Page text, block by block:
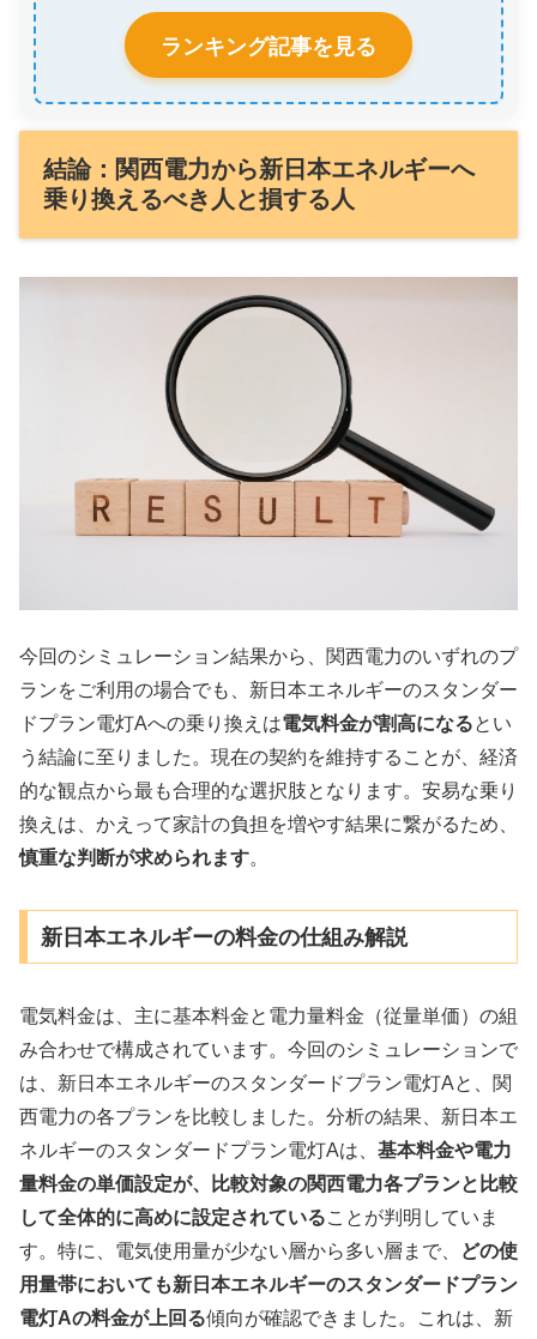
ランキング記事を見る
結論：関西電力から新日本エネルギーへ
乗り換えるべき人と損する人
今回のシミュレーション結果から、関西電力のいずれのプ
ランをご利用の場合でも、新日本エネルギーのスタンダー
ドプラン電灯Aへの乗り換えは電気料金が割高になるとい
う結論に至りました。現在の契約を維持することが、経済
的な観点から最も合理的な選択肢となります。安易な乗り
換えは、かえって家計の負担を増やす結果に繋がるため、
慎重な判断が求められます。
新日本エネルギーの料金の仕組み解説
電気料金は、主に基本料金と電力量料金（従量単価）の組
み合わせで構成されています。今回のシミュレーションで
は、新日本エネルギーのスタンダードプラン電灯Aと、関
西電力の各プランを比較しました。分析の結果、新日本エ
ネルギーのスタンダードプラン電灯Aは、 基本料金や電力
量料金の単価設定が、比較対象の関西電力各プランと比較
して全体的に高めに設定されていることが判明していま
す。特に、電気使用量が少ない層から多い層まで、
どの使
用量帯においても新日本エネルギーのスタンダードプラン
電灯Aの料金が上回る傾向が確認できました。これは、新